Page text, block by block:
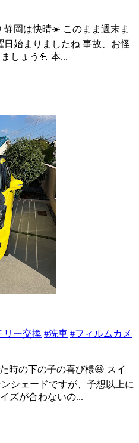
静岡は快晴☀️ このまま週末ま
始まりましたね 事故、お怪
しょう💪 本...
リー交換 #洗車 #フィルムカメ
時の下の子の喜び様😆 スイ
シェードですが、予想以上に
ズが合わないの...